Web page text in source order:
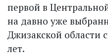
первой в
на давно уже
Джизакской области
лет.